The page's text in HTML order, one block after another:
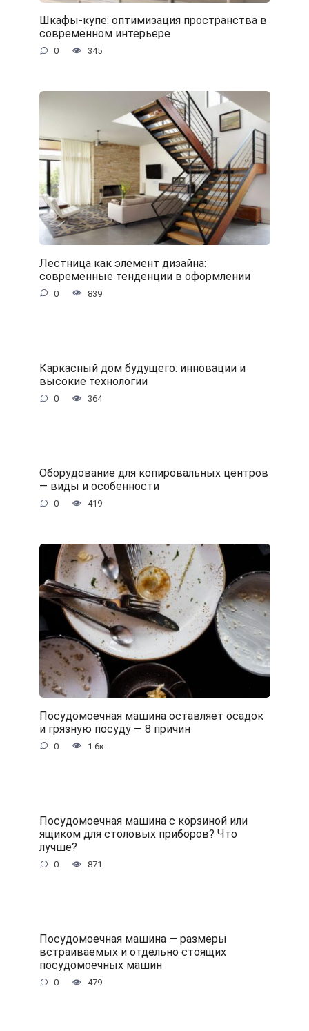
Шкафы-купе: оптимизация пространства в
современном интерьере
0 345
Лестница как элемент дизайна:
современные тенденции в оформлении
0 839
Каркасный дом будущего: инновации и
высокие технологии
0 364
Оборудование для копировальных центров
— виды и особенности
0 419
Посудомоечная машина оставляет осадок
и грязную посуду — 8 причин
0 1.6к.
Посудомоечная машина с корзиной или
ящиком для столовых приборов? Что
лучше?
0 871
Посудомоечная машина — размеры
встраиваемых и отдельно стоящих
посудомоечных машин
0 479